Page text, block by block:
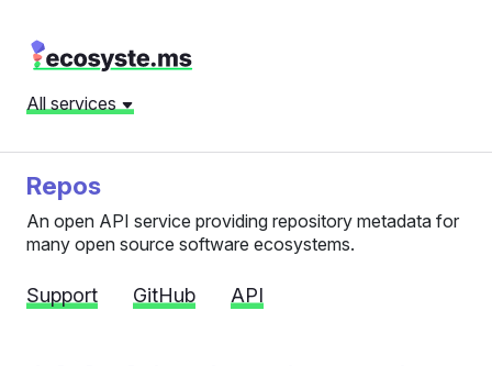
All services
Repos
An open API service providing repository metadata for
many open source software ecosystems.
Support GitHub API